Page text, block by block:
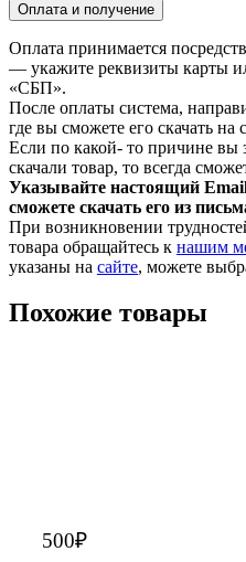
Оплата и получение
Оплата принимается
— укажите реквизиты карты
«СБП».
После оплаты система,
где вы сможете его скачать на
Если по какой- то причине вы
скачали товар, то всегда
Указывайте настоящий
сможете скачать его из
При возникновении
товара обращайтесь к нашим
указаны на сайте, можете
Похожие товары
500₽